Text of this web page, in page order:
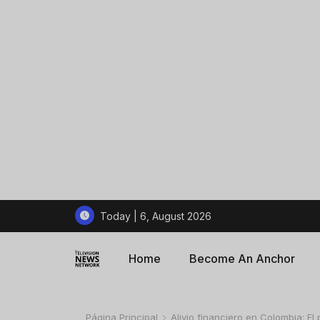
Today | 6, August 2026
Home Become An Anchor
Página Principal Alivio financiero en Colombia: